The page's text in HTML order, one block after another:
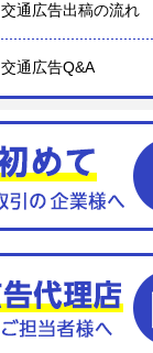
交通広告出稿の流れ
交通広告Q&A